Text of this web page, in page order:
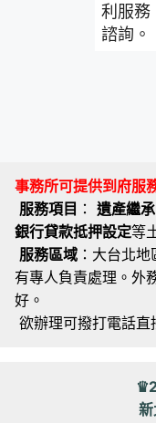
利服務
諮詢。
事務所可提供到府服
服務項目 ： 遺產繼承
銀行貸款抵押設定等
服務區域 ：大台北
有專人負責處理。外
好。
欲辦理可撥打電話直